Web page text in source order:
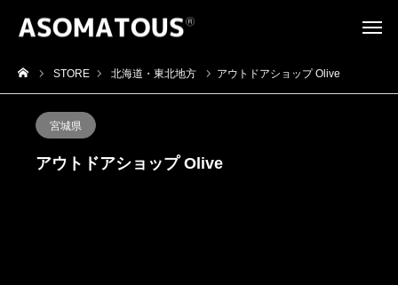
STORE 北海道・東北地方 アウトドアショップ Olive
宮城県
アウトドアショップ Olive